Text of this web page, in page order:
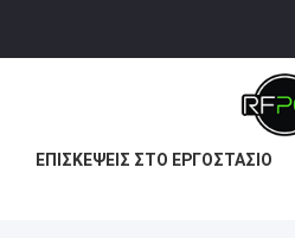
ΕΠΙΣΚΈΨΕΙΣ ΣΤΟ ΕΡΓΟΣΤΆΣΙΟ